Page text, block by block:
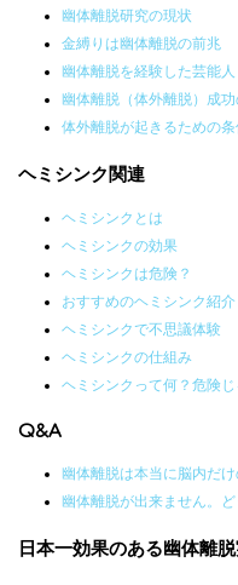
幽体離脱研究の現状
金縛りは幽体離脱の前兆
幽体離脱を経験した芸能人
幽体離脱（体外離脱）成功
体外離脱が起きるための
ヘミシンク関連
ヘミシンクとは
ヘミシンクの効果
ヘミシンクは危険？
おすすめのヘミシンク紹介
ヘミシンクで不思議体験
ヘミシンクの仕組み
ヘミシンクって何？危険じ
Q&A
幽体離脱は本当に脳内だ
幽体離脱が出来ません。ど
日本一効果のある幽体離